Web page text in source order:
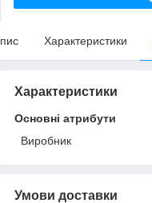
Характеристики
Характеристики
Основні атрибути
Виробник
Умови доставки